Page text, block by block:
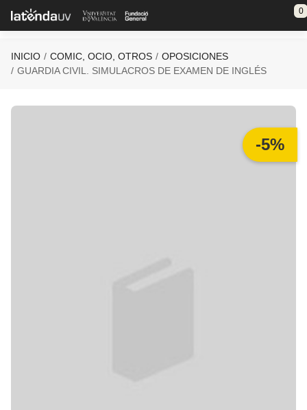
Saltar al contenido principal 0
INICIO COMIC, OCIO, OTROS
OPOSICIONES
GUARDIA CIVIL. SIMULACROS DE EXAMEN DE INGLÉS
-5%